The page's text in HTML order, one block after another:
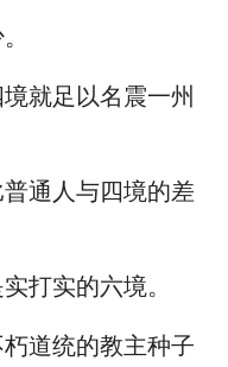
就足以名震一州
通人与四境的差
打实的六境。
道统的教主种子